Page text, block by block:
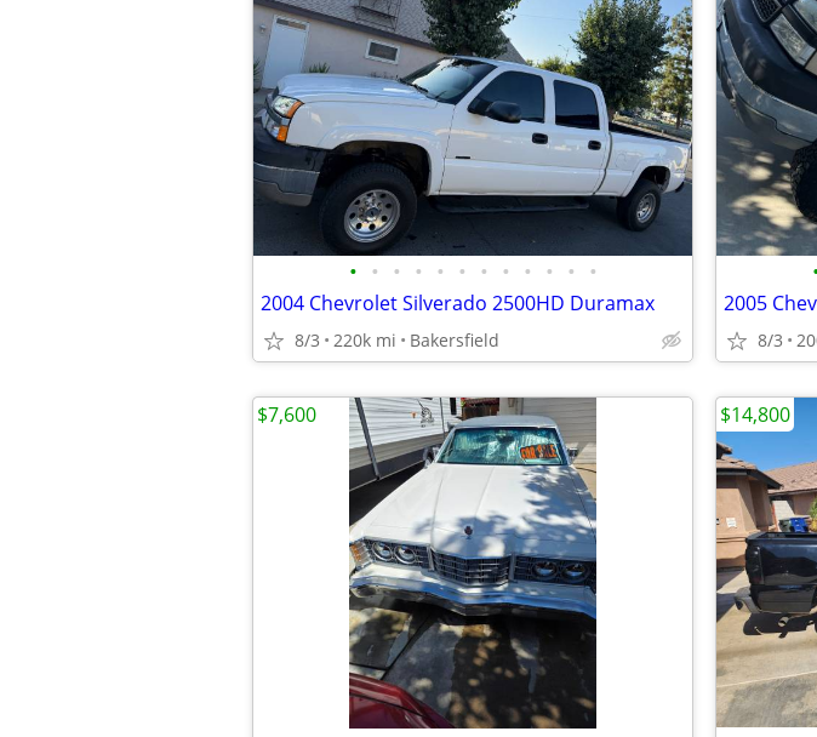
• • • • • • • • • • • •
2004 Chevrolet Silverado 2500HD Duramax
8/3 220k mi Bakersfield
2005
8/3
$7,600 $14,800